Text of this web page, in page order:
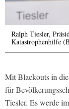
Ralph Tiesler,
Katastrophenhilfe
Mit Blackouts in
für
Tiesler. Es werde